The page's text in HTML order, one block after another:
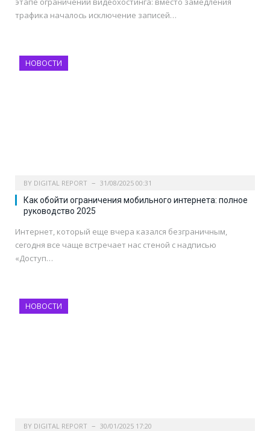
трафика началось исключение записей…
НОВОСТИ
BY DIGITAL REPORT 31/08/2025 00:31
Как обойти ограничения мобильного интернета: полное
руководство 2025
Интернет, который еще вчера казался безграничным,
сегодня все чаще встречает нас стеной с надписью
«Доступ…
НОВОСТИ
BY DIGITAL REPORT 30/01/2025 17:20